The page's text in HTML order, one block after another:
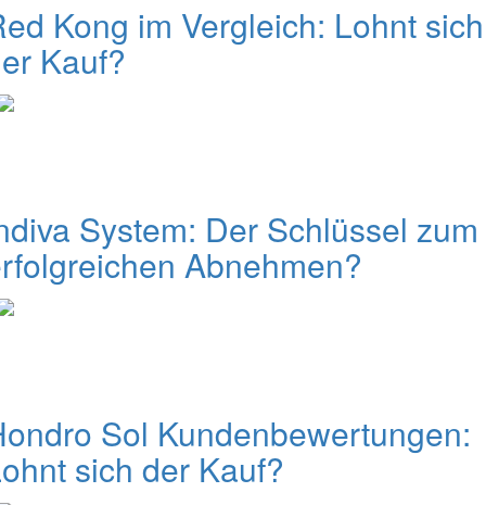
Kong im Vergleich: Lohnt sich
Kauf?
System: Der Schlüssel zum
Abnehmen?
Sol Kundenbewertungen:
sich der Kauf?